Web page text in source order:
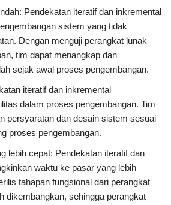
Pendekatan iteratif dan inkremental
sistem yang tidak
Dengan menguji perangkat lunak
tim dapat menangkap dan
sejak awal proses pengembangan.
iteratif dan inkremental
dalam proses pengembangan. Tim
persyaratan dan desain sistem sesuai
proses pengembangan.
lebih cepat: Pendekatan iteratif dan
waktu ke pasar yang lebih
tahapan fungsional dari perangkat
dikembangkan, sehingga perangkat